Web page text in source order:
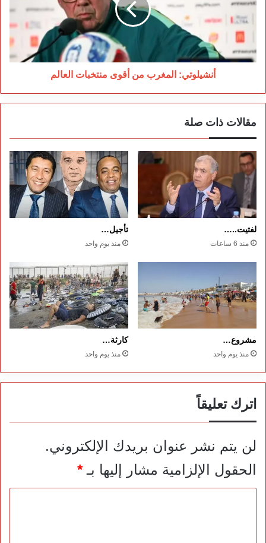
منتخبات
العالم
أنشيلوتي: المغرب من أقوى منتخبات العالم
مقالات ذات صلة
لفتيت..…
منذ 6 ساعات
تأجيل…
منذ يوم واحد
مشروع…
منذ يوم واحد
كارثة…
منذ يوم واحد
اترك تعليقاً
لن يتم نشر عنوان بريدك الإلكتروني.
الحقول الإلزامية مشار إليها بـ*